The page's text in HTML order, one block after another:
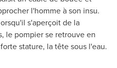
l'homme à son insu.
s'aperçoit de la
le pompier se retrouve en
stature, la tête sous l'eau.